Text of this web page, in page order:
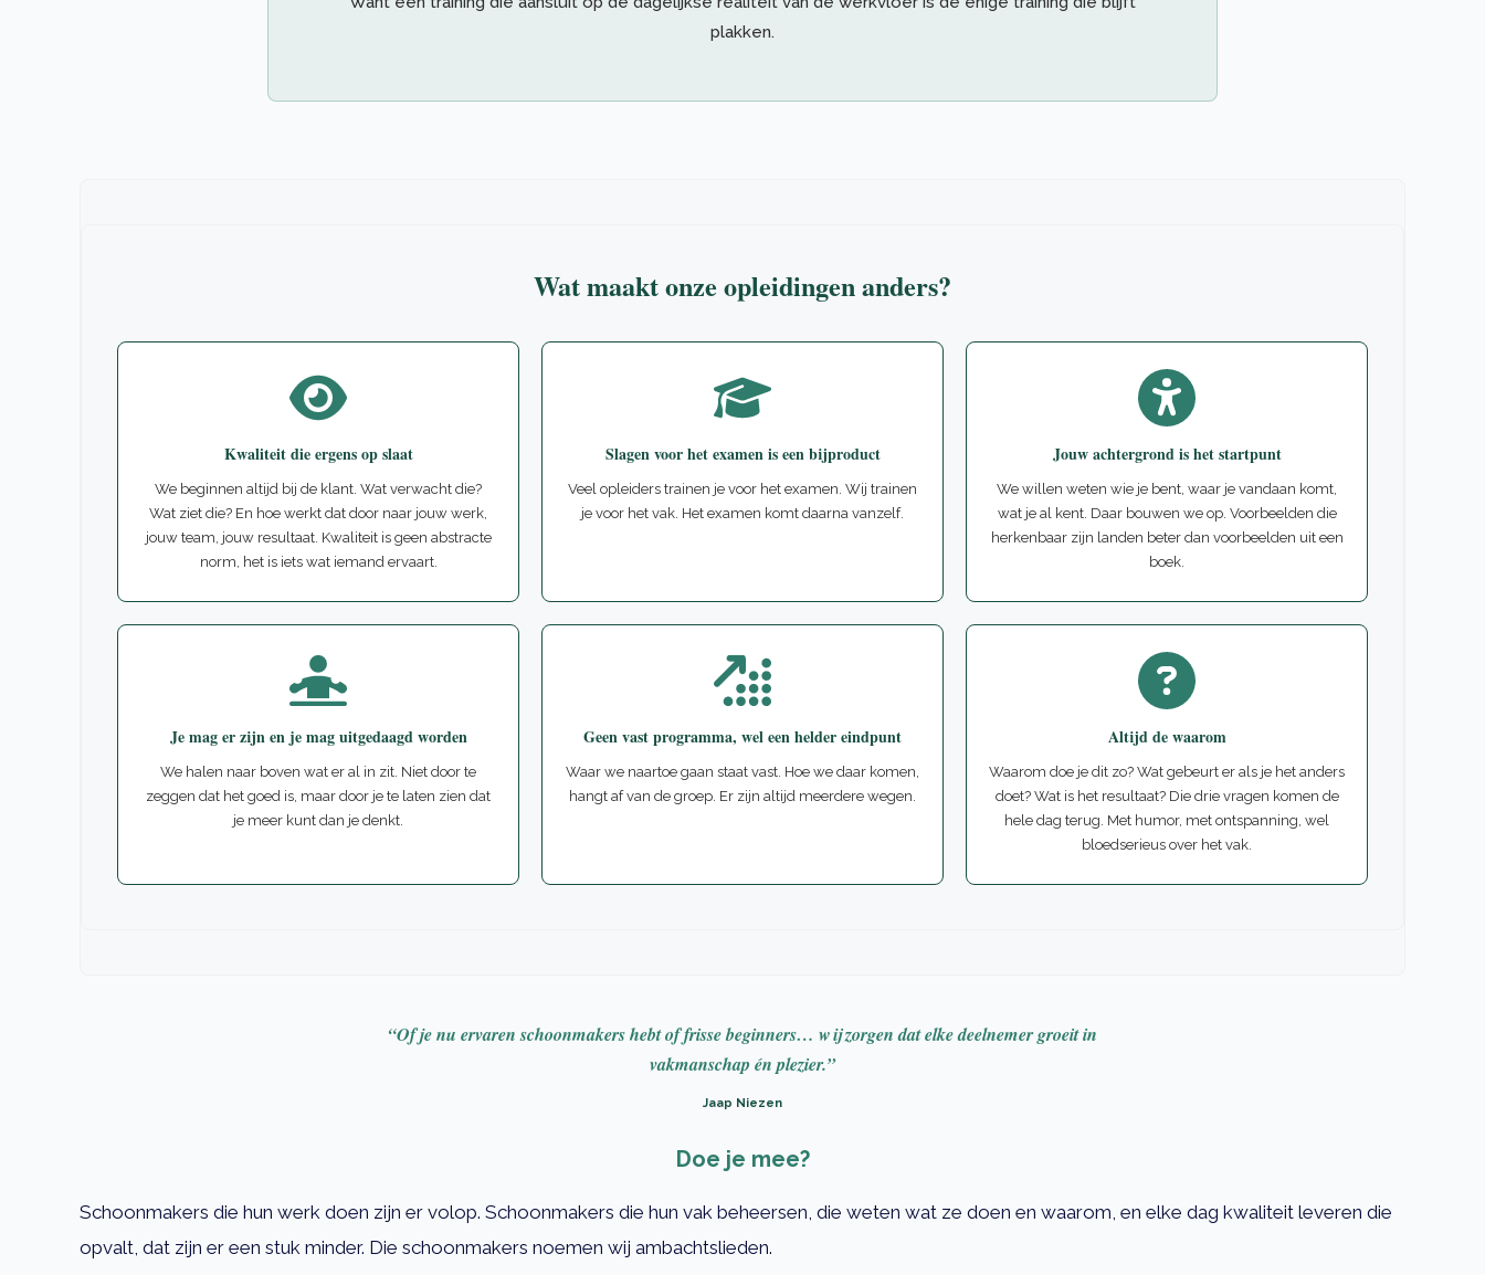
plakken.
Wat maakt onze opleidingen anders?
Kwaliteit die ergens op slaat
We beginnen altijd bij de klant. Wat verwacht die?
Wat ziet die? En hoe werkt dat door naar jouw werk,
jouw team, jouw resultaat. Kwaliteit is geen abstracte
norm, het is iets wat iemand ervaart.
Slagen voor het examen is een bijproduct
Veel opleiders trainen je voor het examen. Wij trainen
je voor het vak. Het examen komt daarna vanzelf.
Jouw achtergrond is het startpunt
We willen weten wie je bent, waar je vandaan komt,
wat je al kent. Daar bouwen we op. Voorbeelden die
herkenbaar zijn landen beter dan voorbeelden uit een
boek.
Je mag er zijn en je mag uitgedaagd worden
We halen naar boven wat er al in zit. Niet door te
zeggen dat het goed is, maar door je te laten zien dat
je meer kunt dan je denkt.
Geen vast programma, wel een helder eindpunt
Waar we naartoe gaan staat vast. Hoe we daar komen,
hangt af van de groep. Er zijn altijd meerdere wegen.
Altijd de waarom
Waarom doe je dit zo? Wat gebeurt er als je het anders
doet? Wat is het resultaat? Die drie vragen komen de
hele dag terug. Met humor, met ontspanning, wel
bloedserieus over het vak.
“Of je nu ervaren schoonmakers hebt of frisse beginners… wij zorgen dat elke deelnemer groeit in
vakmanschap én plezier.”
Jaap Niezen
Doe je mee?
Schoonmakers die hun werk doen zijn er volop. Schoonmakers die hun vak beheersen, die weten wat ze doen en waarom, en elke dag kwaliteit leveren die
opvalt, dat zijn er een stuk minder. Die schoonmakers noemen wij ambachtslieden.